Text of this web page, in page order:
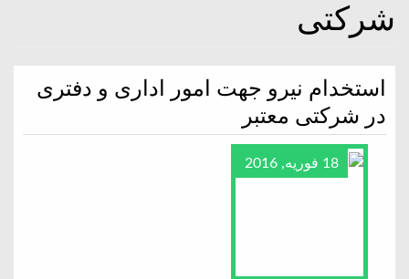
شرکتی
استخدام نیرو جهت امور اداری و دفتری
در شرکتی معتبر
18 فوریه, 2016